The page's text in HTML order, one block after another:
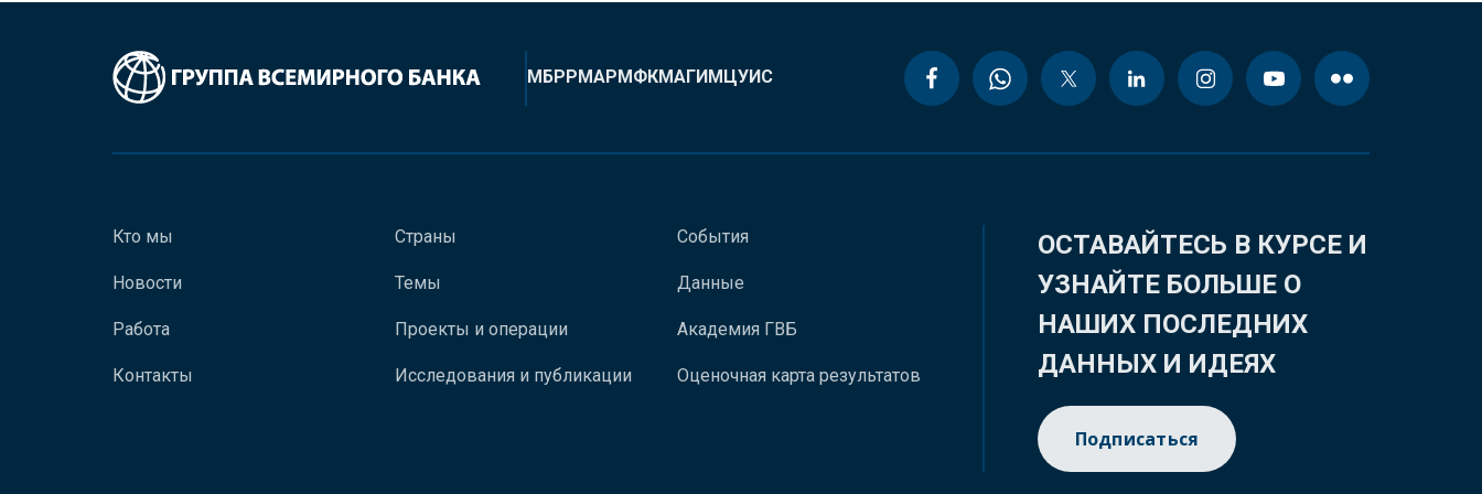
МБРРМАРМФКМАГИМЦУИС
Кто мы
Новости
Работа
Контакты
Страны
Темы
Проекты и операции
Исследования и публикации
События
Данные
Академия ГВБ
Оценочная карта результатов
ОСТАВАЙТЕСЬ В КУРСЕ И
УЗНАЙТЕ БОЛЬШЕ О
НАШИХ ПОСЛЕДНИХ
ДАННЫХ И ИДЕЯХ
Подписаться